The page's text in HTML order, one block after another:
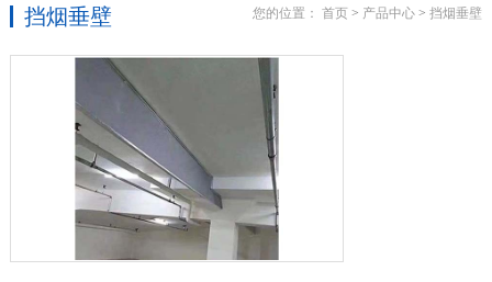
挡烟垂壁 您的位置： 首页 > 产品中心 >挡烟垂壁